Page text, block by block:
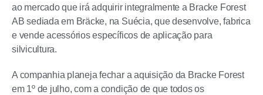
ao mercado que irá adquirir integralmente a Bracke Forest
AB sediada em Bräcke, na Suécia, que desenvolve, fabrica
e vende acessórios específicos de aplicação para
silvicultura.
A companhia planeja fechar a aquisição da Bracke Forest
em 1º de julho, com a condição de que todos os